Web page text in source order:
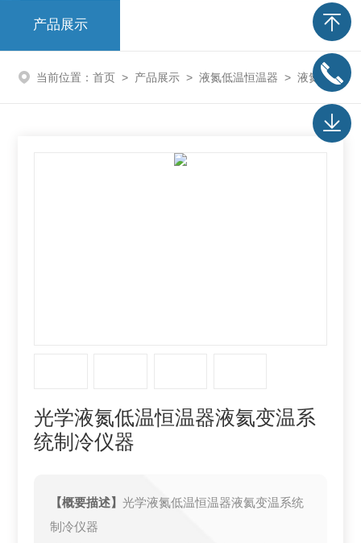
产品展示
当前位置： 首页 > 产品展示 > 液氮低温恒温器 > 液氮恒温器-光学
光学液氮低温恒温器液氦变温系
统制冷仪器
【概要描述】光学液氮低温恒温器液氦变温系统
制冷仪器